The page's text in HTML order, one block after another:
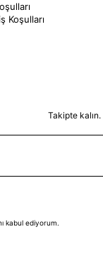
Koşulları
Takipte
kabul ediyorum.